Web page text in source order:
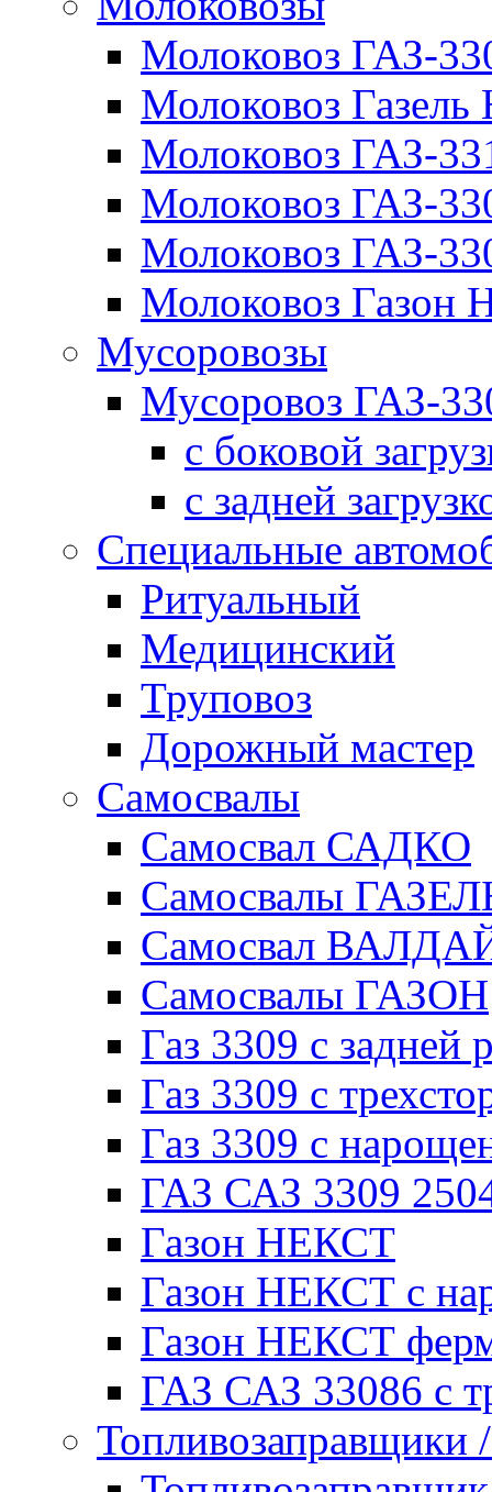
Молоковоз ГАЗ-
Молоковоз
Молоковоз ГАЗ-
Молоковоз ГАЗ-
Молоковоз ГАЗ-
Молоковоз Газон
Мусоровозы
Мусоровоз ГАЗ-
с боковой
с задней
Специальные
Ритуальный
Медицинский
Труповоз
Дорожный мастер
Самосвалы
Самосвал САДКО
Самосвалы
Самосвал
Самосвалы ГАЗОН
Газ 3309 с задней
Газ 3309 с
Газ 3309 с
ГАЗ САЗ 3309
Газон НЕКСТ
Газон НЕКСТ с
Газон НЕКСТ
ГАЗ САЗ 33086 с
Топливозаправщики